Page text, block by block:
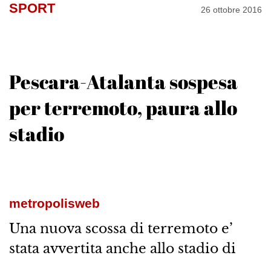
SPORT 26 ottobre 2016
Pescara-Atalanta sospesa
per terremoto, paura allo
stadio
metropolisweb
Una nuova scossa di terremoto e’
stata avvertita anche allo stadio di